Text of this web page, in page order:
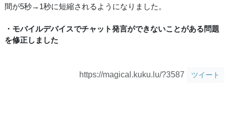
間が5秒→1秒に短縮されるようになりました。
・モバイルデバイスでチャット発言ができないことがある問題
を修正しました
https://magical.kuku.lu/?3587 ツイート